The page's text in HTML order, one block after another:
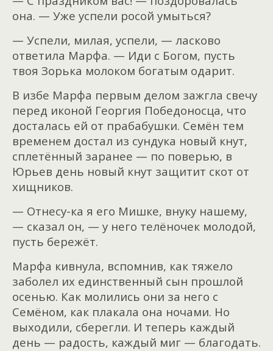
она. — Уже успели росой умыться?
— Успели, милая, успели, — ласково
ответила Марфа. — Иди с Богом, пусть
твоя Зорька молоком богатым одарит.
В избе Марфа первым делом зажгла свечу
перед иконой Георгия Победоносца, что
досталась ей от прабабушки. Семён тем
временем достал из сундука новый кнут,
сплетённый заранее — по поверью, в
Юрьев день новый кнут защитит скот от
хищников.
— Отнесу-ка я его Мишке, внуку нашему,
— сказал он, — у него телёночек молодой,
пусть бережёт.
Марфа кивнула, вспомнив, как тяжело
заболел их единственный сын прошлой
осенью. Как молились они за него с
Семёном, как плакала она ночами. Но
выходили, сберегли. И теперь каждый
день — радость, каждый миг — благодать.